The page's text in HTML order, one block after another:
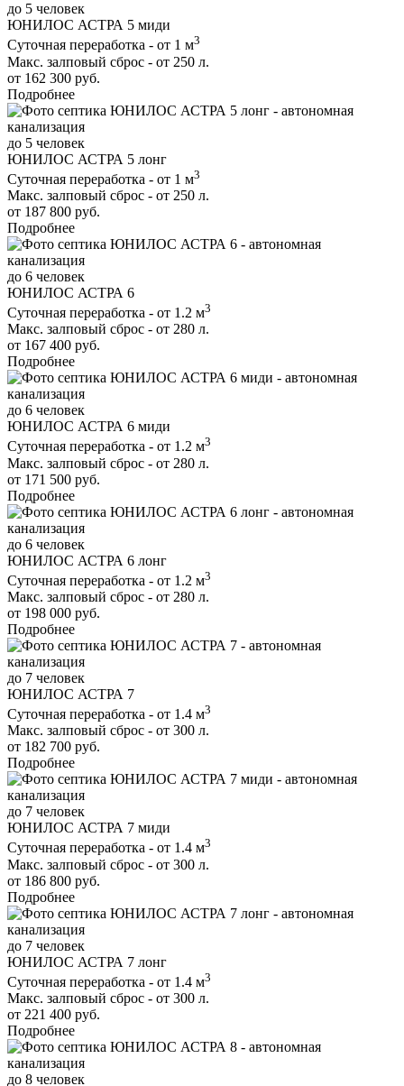
до 5 человек
ЮНИЛОС АСТРА 5 миди
Суточная переработка - от 1 м3
Макс. залповый сброс - от 250 л.
от 162 300 руб.
Подробнее
до 5 человек
ЮНИЛОС АСТРА 5 лонг
Суточная переработка - от 1 м3
Макс. залповый сброс - от 250 л.
от 187 800 руб.
Подробнее
до 6 человек
ЮНИЛОС АСТРА 6
Суточная переработка - от 1.2 м3
Макс. залповый сброс - от 280 л.
от 167 400 руб.
Подробнее
до 6 человек
ЮНИЛОС АСТРА 6 миди
Суточная переработка - от 1.2 м3
Макс. залповый сброс - от 280 л.
от 171 500 руб.
Подробнее
до 6 человек
ЮНИЛОС АСТРА 6 лонг
Суточная переработка - от 1.2 м3
Макс. залповый сброс - от 280 л.
от 198 000 руб.
Подробнее
до 7 человек
ЮНИЛОС АСТРА 7
Суточная переработка - от 1.4 м3
Макс. залповый сброс - от 300 л.
от 182 700 руб.
Подробнее
до 7 человек
ЮНИЛОС АСТРА 7 миди
Суточная переработка - от 1.4 м3
Макс. залповый сброс - от 300 л.
от 186 800 руб.
Подробнее
до 7 человек
ЮНИЛОС АСТРА 7 лонг
Суточная переработка - от 1.4 м3
Макс. залповый сброс - от 300 л.
от 221 400 руб.
Подробнее
до 8 человек